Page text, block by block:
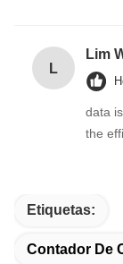
L
data
the
Etiquetas:
Contador De